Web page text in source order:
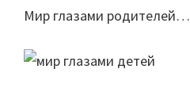
Мир глазами родителей…